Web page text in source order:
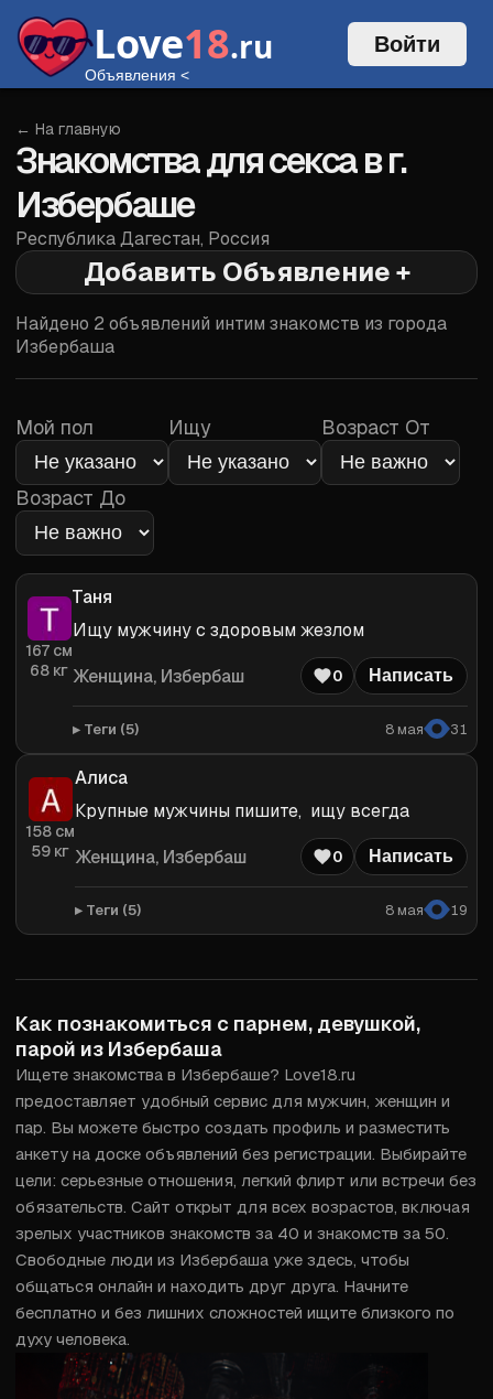
Love18.ru
Объявления <
Войти
Войти
← На главную
Знакомства для секса в г.
Избербаше
Республика Дагестан, Россия
Добавить Объявление +
Найдено 2 объявлений интим знакомств из города
Избербаша
Мой пол Ищу Возраст От
Возраст До
167 см
68 кг
Таня
Ищу мужчину с здоровым жезлом
Женщина, Избербаш 0 Написать
Теги (5) 8 мая 31
158 см
59 кг
Алиса
Крупные мужчины пишите,  ищу всегда
Женщина, Избербаш 0 Написать
Теги (5) 8 мая 19
Как познакомиться с парнем, девушкой,
парой из Избербаша
Ищете знакомства в Избербаше? Love18.ru
предоставляет удобный сервис для мужчин, женщин и
пар. Вы можете быстро создать профиль и разместить
анкету на доске объявлений без регистрации. Выбирайте
цели: серьезные отношения, легкий флирт или встречи без
обязательств. Сайт открыт для всех возрастов, включая
зрелых участников знакомств за 40 и знакомств за 50.
Свободные люди из Избербаша уже здесь, чтобы
общаться онлайн и находить друг друга. Начните
бесплатно и без лишних сложностей ищите близкого по
духу человека.